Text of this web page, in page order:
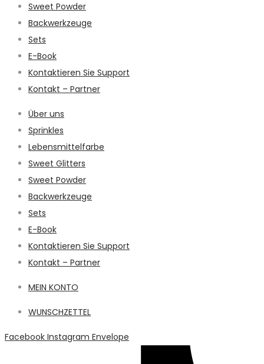
Sweet Powder
Backwerkzeuge
Sets
E-Book
Kontaktieren Sie Support
Kontakt – Partner
Über uns
Sprinkles
Lebensmittelfarbe
Sweet Glitters
Sweet Powder
Backwerkzeuge
Sets
E-Book
Kontaktieren Sie Support
Kontakt – Partner
MEIN KONTO
WUNSCHZETTEL
Facebook Instagram Envelope